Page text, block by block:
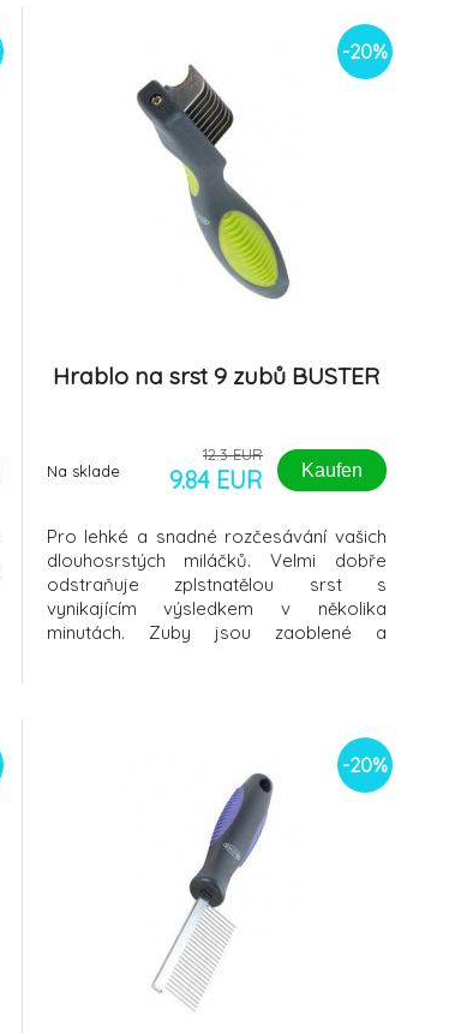
-20%
Hrablo na srst 9 zubů BUSTER
Na sklade
12.3 EUR
9.84 EUR Kaufen
Pro lehké a snadné rozčesávání vašich
dlouhosrstých miláčků. Velmi dobře
odstraňuje zplstnatělou srst s
vynikajícím výsledkem v několika
minutách. Zuby jsou zaoblené a
-20%